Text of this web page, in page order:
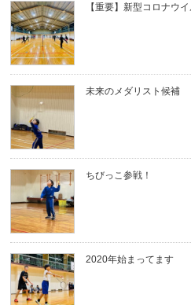
【重要】新型コロナウ
未来のメダリスト候補
ちびっこ参戦！
2020年始まってます